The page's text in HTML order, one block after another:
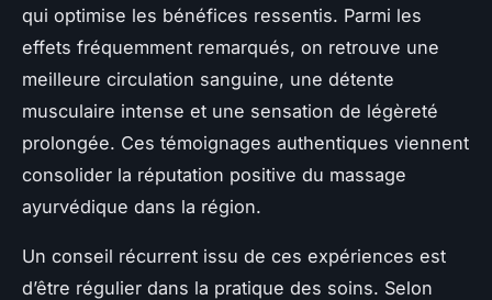
qui optimise les bénéfices ressentis. Parmi les
effets fréquemment remarqués, on retrouve une
meilleure circulation sanguine, une détente
musculaire intense et une sensation de légèreté
prolongée. Ces témoignages authentiques viennent
consolider la réputation positive du massage
ayurvédique dans la région.
Un conseil récurrent issu de ces expériences est
d’être régulier dans la pratique des soins. Selon